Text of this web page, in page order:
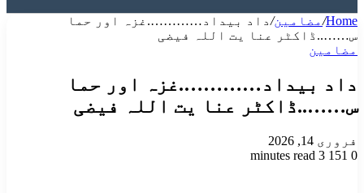
Home
/مضامین/داد بیداد………….غزہ اور حما
س……..ڈاکٹر عنا یت اللہ فیضی
مضامین
داد بیداد………….غزہ اور حما
س……..ڈاکٹر عنا یت اللہ فیضی
فروری 14, 2026
0
3 minutes read